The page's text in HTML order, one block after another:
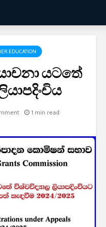
EDUCATION
යටතේ
1 min read